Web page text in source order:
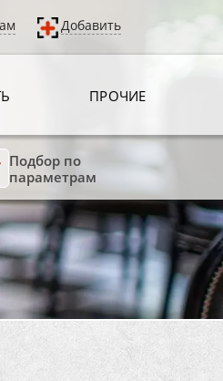
Добавить
ПРОЧИЕ
Подбор по
параметрам